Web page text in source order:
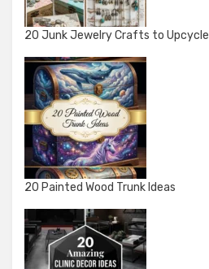
20 Junk Jewelry Crafts to Upcycle
20 Painted Wood Trunk Ideas